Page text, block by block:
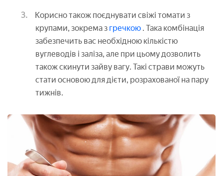
Корисно також поєднувати свіжі томати з
крупами, зокрема з гречкою . Така комбінація
забезпечить вас необхідною кількістю
вуглеводів і заліза, але при цьому дозволить
також скинути зайву вагу. Такі страви можуть
стати основою для дієти, розрахованої на пару
тижнів.